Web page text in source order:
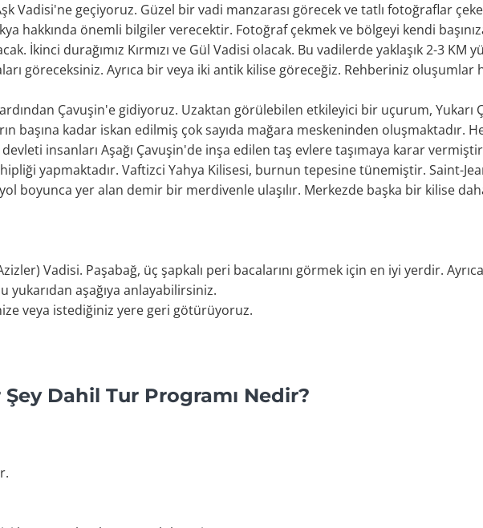
Vadisi'ne geçiyoruz. Güzel bir vadi manzarası görecek ve tatlı fotoğraflar
hakkında önemli bilgiler verecektir. Fotoğraf çekmek ve bölgeyi kendi
İkinci durağımız Kırmızı ve Gül Vadisi olacak. Bu vadilerde yaklaşık 2-3 KM
göreceksiniz. Ayrıca bir veya iki antik kilise göreceğiz. Rehberiniz oluşumlar
Çavuşin'e gidiyoruz. Uzaktan görülebilen etkileyici bir uçurum, Yukarı
başına kadar iskan edilmiş çok sayıda mağara meskeninden oluşmaktadır.
insanları Aşağı Çavuşin'de inşa edilen taş evlere taşımaya karar
yapmaktadır. Vaftizci Yahya Kilisesi, burnun tepesine tünemiştir. Saint-
boyunca yer alan demir bir merdivenle ulaşılır. Merkezde başka bir kilise
Vadisi. Paşabağ, üç şapkalı peri bacalarını görmek için en iyi yerdir. Ayrıca
yukarıdan aşağıya anlayabilirsiniz.
veya istediğiniz yere geri götürüyoruz.
Dahil Tur Programı Nedir?